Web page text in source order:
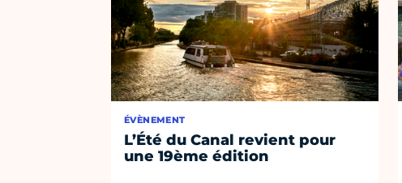
ÉVÈNEMENT
L’Été du Canal revient pour
une 19ème édition